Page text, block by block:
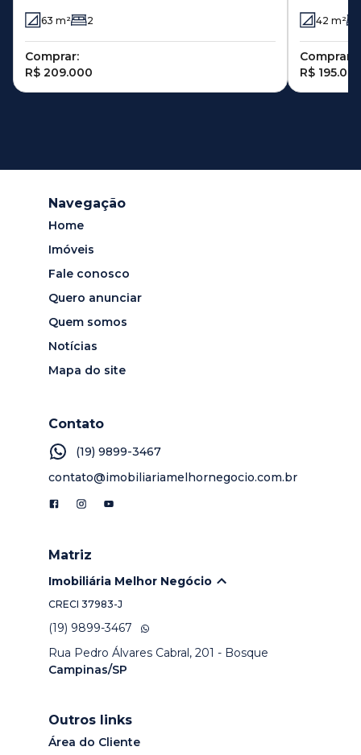
Jardim Paulicéia - Campinas - SP
63 m² 2
Comprar:
R$ 209.000
São José
42 m²
Comprar:
R$
Navegação
Home
Imóveis
Fale conosco
Quero anunciar
Quem somos
Notícias
Mapa do site
Contato
(19) 9899-3467
contato@imobiliariamelhornegocio.com.br
Matriz
Imobiliária Melhor Negócio
CRECI 37983-J
(19) 9899-3467
Rua Pedro Álvares Cabral, 201 - Bosque
Campinas/SP
Outros links
Área do Cliente